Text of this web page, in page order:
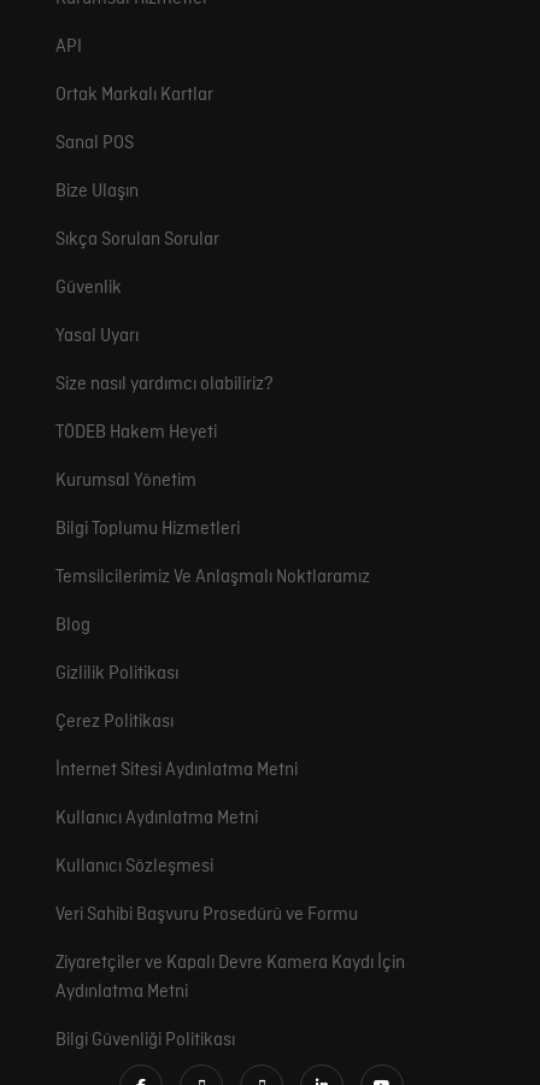
API
Ortak Markalı Kartlar
Sanal POS
Bize Ulaşın
Sıkça Sorulan Sorular
Güvenlik
Yasal Uyarı
Size nasıl yardımcı olabiliriz?
TÖDEB Hakem Heyeti
Kurumsal Yönetim
Bilgi Toplumu Hizmetleri
Temsilcilerimiz Ve Anlaşmalı Noktlaramız
Blog
Gizlilik Politikası
Çerez Politikası
İnternet Sitesi Aydınlatma Metni
Kullanıcı Aydınlatma Metni
Kullanıcı Sözleşmesi
Veri Sahibi Başvuru Prosedürü ve Formu
Ziyaretçiler ve Kapalı Devre Kamera Kaydı İçin
Aydınlatma Metni
Bilgi Güvenliği Politikası